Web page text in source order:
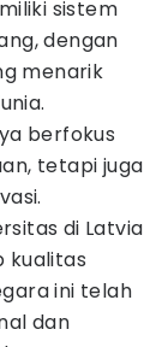
sistem
dengan
menarik
berfokus
tetapi juga
di Latvia
kualitas
ini telah
dan